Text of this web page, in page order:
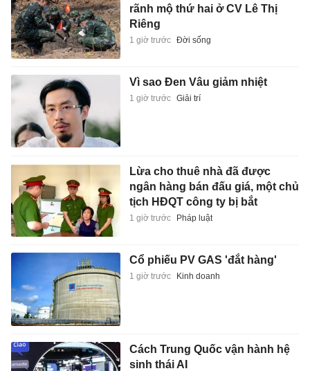
rãnh mộ thứ hai ở CV Lê Thị
Riêng
1 giờ trước Đời sống
Vì sao Đen Vâu giảm nhiệt
1 giờ trước Giải trí
Lừa cho thuê nhà đã được
ngân hàng bán đấu giá, một chủ
tịch HĐQT công ty bị bắt
1 giờ trước Pháp luật
Cổ phiếu PV GAS 'đắt hàng'
1 giờ trước Kinh doanh
Cách Trung Quốc vận hành hệ
sinh thái AI